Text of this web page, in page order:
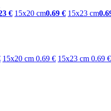
€ 15x20 cm0.69 € 15x23 cm
15x20 cm 0.69 € 15x23 cm 0.69 €